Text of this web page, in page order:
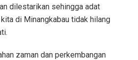
dilestarikan sehingga adat
di Minangkabau tidak hilang
zaman dan perkembangan